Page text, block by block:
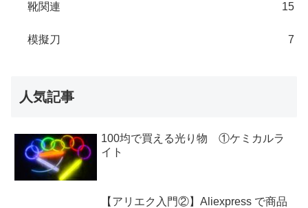
靴関連 15
模擬刀 7
人気記事
100均で買える光り物 ①ケミカルラ
イト
【アリエク入門②】Aliexpress で商品